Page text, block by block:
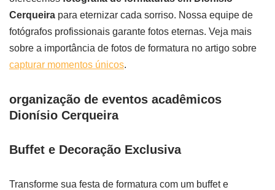
Cerqueira para eternizar cada sorriso. Nossa equipe de
fotógrafos profissionais garante fotos eternas. Veja mais
sobre a importância de fotos de formatura no artigo sobre
capturar momentos únicos.
organização de eventos acadêmicos
Dionísio Cerqueira
Buffet e Decoração Exclusiva
Transforme sua festa de formatura com um buffet e